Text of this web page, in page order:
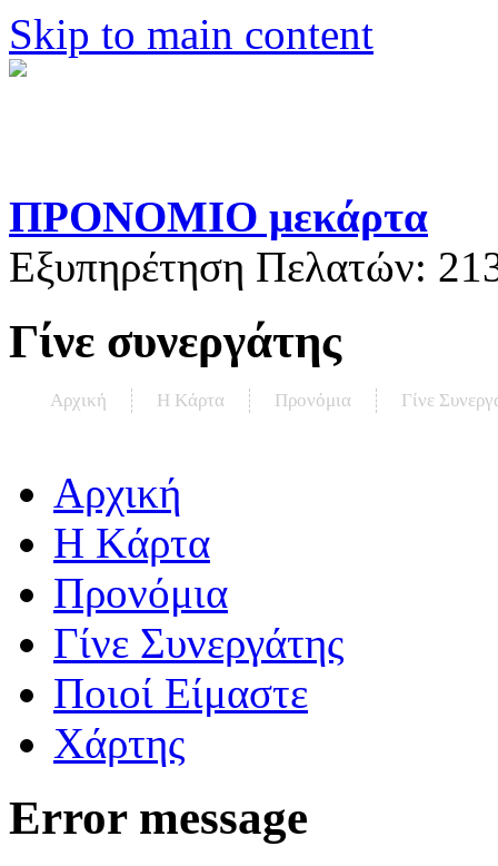
Skip to main content
ΠΡΟΝΟΜΙΟ μεκάρτα
Εξυπηρέτηση Πελατών:
Γίνε συνεργάτης
Αρχική Η Kάρτα Προνόμια Γίνε
Αρχική
Η Kάρτα
Προνόμια
Γίνε Συνεργάτης
Ποιοί Είμαστε
Χάρτης
Error message